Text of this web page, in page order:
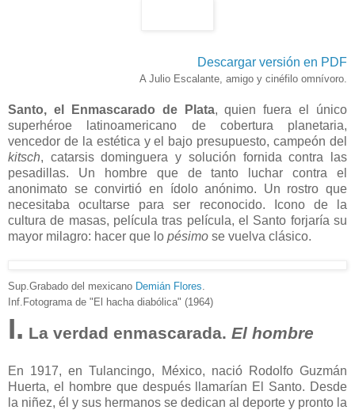
Descargar versión en PDF
A Julio Escalante, amigo y cinéfilo omnívoro.
Santo, el Enmascarado de Plata, quien fuera el único
superhéroe latinoamericano de cobertura planetaria,
vencedor de la estética y el bajo presupuesto, campeón del
kitsch, catarsis dominguera y solución fornida contra las
pesadillas. Un hombre que de tanto luchar contra el
anonimato se convirtió en ídolo anónimo. Un rostro que
necesitaba ocultarse para ser reconocido. Icono de la
cultura de masas, película tras película, el Santo forjaría su
mayor milagro: hacer que lo pésimo se vuelva clásico.
Sup.Grabado del mexicano Demián Flores
Inf.Fotograma de "El hacha diabólica" (1964)
I. La verdad enmascarada. El hombre
En 1917, en Tulancingo, México, nació Rodolfo Guzmán
Huerta, el hombre que después llamarían El Santo. Desde
la niñez, él y sus hermanos se dedican al deporte y pronto la